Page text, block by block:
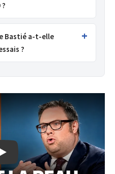
Bastié a-t-elle
?
L'Occident face à ses ennemis,